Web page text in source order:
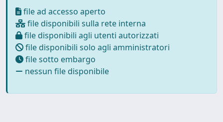
file ad accesso aperto
file disponibili sulla rete interna
file disponibili agli utenti autorizzati
file disponibili solo agli amministratori
file sotto embargo
nessun file disponibile